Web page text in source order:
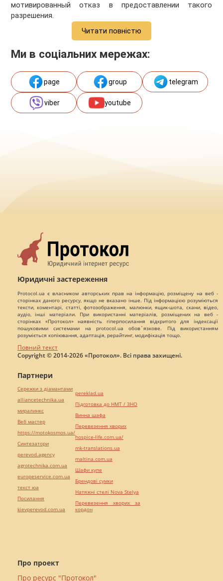
мотивированный отказ в предоставлении такого
разрешения.
Читати повністю
Ми в соціальних мережах:
page group telegram
viber youtube
Юридичні застереження
Protocol.ua є власником авторських прав на інформацію, розміщену на веб -
сторінках даного ресурсу, якщо не вказано інше. Під інформацією розуміються
тексти, коментарі, статті, фотозображення, малюнки, ящик-шота, скани, відео,
аудіо, інші матеріали. При використанні матеріалів, розміщених на веб -
сторінках «Протокол» наявність гіперпосилання відкритого для індексації
пошуковими системами на protocol.ua обов`язкове. Під використанням
розуміється копіювання, адаптація, рерайтинг, модифікація тощо.
Повний текст
Copyright © 2014-2026 «Протокол». Всі права захищені.
Про проект
Про ресурс "Протокол"
Партнери
Сережки з діамантами
alliancetechnika.ua
миралинкс
Веб мастер
https://motokosmos.ua/
Синтезатори
perevod.agency
agrotechnika.com.ua
europeservice.com.ua
текст юа
Посилання
kievperevod.com.ua
pereklad.ua
Підготовка до НМТ / ЗНО
Винна шафа
Перевезення хворих
hospice-life.com.ua/
mk-translations.ua
maltina.com.ua
Шафи купе
Брендові сумки
Натяжні стелі Nova Stelya
Перевезення хворих за
кордон